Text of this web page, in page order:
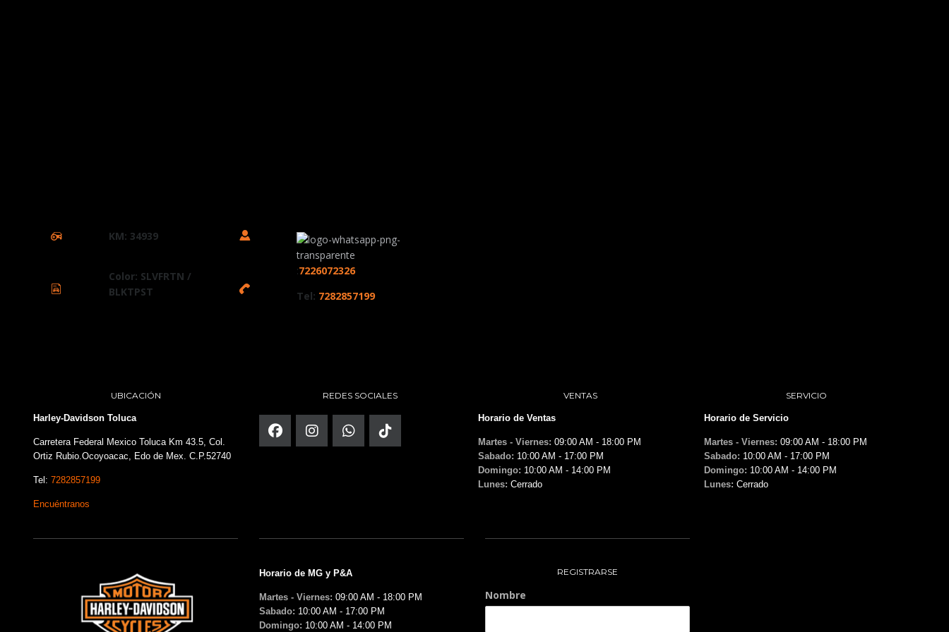
KM: 34939
Color: SLVFRTN /
BLKTPST
:7226072326
Tel: 7282857199
UBICACIÓN
Harley-Davidson Toluca
Carretera Federal Mexico Toluca Km 43.5, Col.
Ortiz Rubio.Ocoyoacac, Edo de Mex. C.P.52740
Tel: 7282857199
Encuéntranos
REDES SOCIALES VENTAS
Horario de Ventas
Martes - Viernes: 09:00 AM - 18:00 PM
Sabado: 10:00 AM - 17:00 PM
Domingo: 10:00 AM - 14:00 PM
Lunes: Cerrado
SERVICIO
Horario de Servicio
Martes - Viernes: 09:00 AM - 18:00 PM
Sabado: 10:00 AM - 17:00 PM
Domingo: 10:00 AM - 14:00 PM
Lunes: Cerrado
Horario de MG y P&A
Martes - Viernes: 09:00 AM - 18:00 PM
Sabado: 10:00 AM - 17:00 PM
Domingo: 10:00 AM - 14:00 PM
REGISTRARSE
Nombre